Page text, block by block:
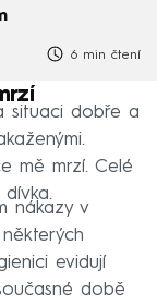
6 min čtení
situaci dobře a
mě mrzí. Celé
nákazy v
evidují
době